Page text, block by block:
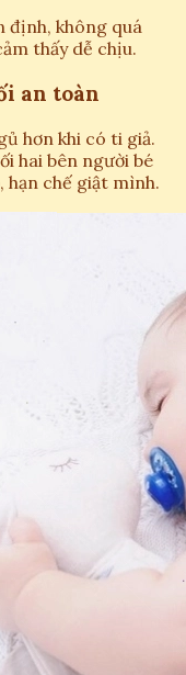
định, không quá
thấy dễ chịu.
an toàn
hơn khi có ti giả.
hai bên người bé
hạn chế giật mình.